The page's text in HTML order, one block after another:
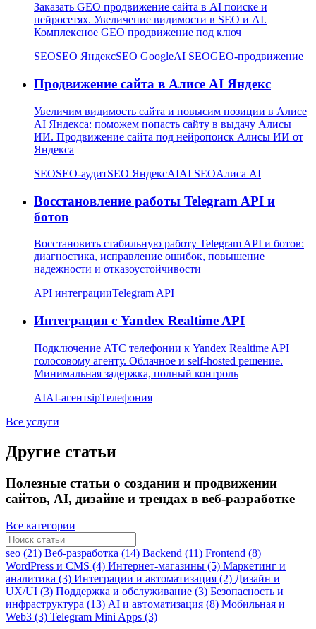
Заказать GEO продвижение сайта в AI поиске и
нейросетях. Увеличение видимости в SEO и AI.
Комплексное GEO продвижение под ключ
SEOSEO ЯндексSEO GoogleAI SEOGEO-продвижение
Продвижение сайта в Алисе AI Яндекс
Увеличим видимость сайта и повысим позиции в Алисе
AI Яндекса: поможем попасть сайту в выдачу Алисы
ИИ. Продвижение сайта под нейропоиск Алисы ИИ от
Яндекса
SEOSEO-аудитSEO ЯндексAIAI SEOАлиса AI
Восстановление работы Telegram API и
ботов
Восстановить стабильную работу Telegram API и ботов:
диагностика, исправление ошибок, повышение
надежности и отказоустойчивости
API интеграцииTelegram API
Интеграция с Yandex Realtime API
Подключение АТС телефонии к Yandex Realtime API
голосовому агенту. Облачное и self-hosted решение.
Минимальная задержка, полный контроль
AIAI-агентsipТелефония
Все услуги
Другие статьи
Полезные статьи о создании и продвижении
сайтов, AI, дизайне и трендах в веб-разработке
Все категории
seo (21) Веб-разработка (14) Backend (11) Frontend (8)
WordPress и CMS (4) Интернет-магазины (5) Маркетинг и
аналитика (3) Интеграции и автоматизация (2) Дизайн и
UX/UI (3) Поддержка и обслуживание (3) Безопасность и
инфраструктура (13) AI и автоматизация (8) Мобильная и
Web3 (3) Telegram Mini Apps (3)